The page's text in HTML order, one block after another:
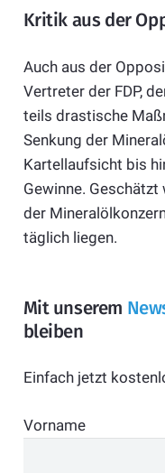
Kritik aus der
Auch aus der
Vertreter der FDP,
teils drastische
Senkung der
Kartellaufsicht bis
Gewinne.
der
täglich liegen.
Mit unserem
bleiben
Einfach jetzt
Vorname